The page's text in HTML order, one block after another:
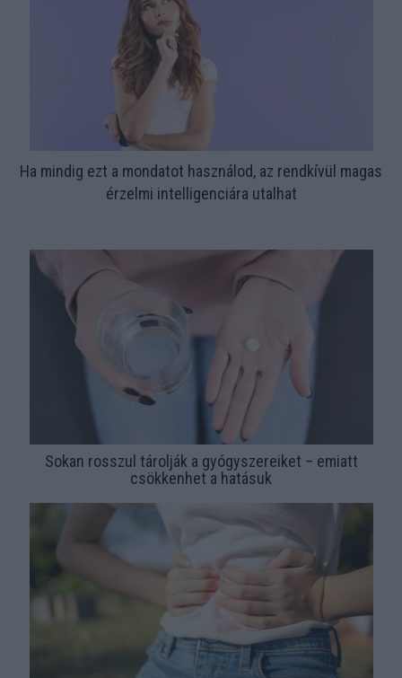
Ha mindig ezt a mondatot használod, az rendkívül magas
érzelmi intelligenciára utalhat
Sokan rosszul tárolják a gyógyszereiket – emiatt
csökkenhet a hatásuk